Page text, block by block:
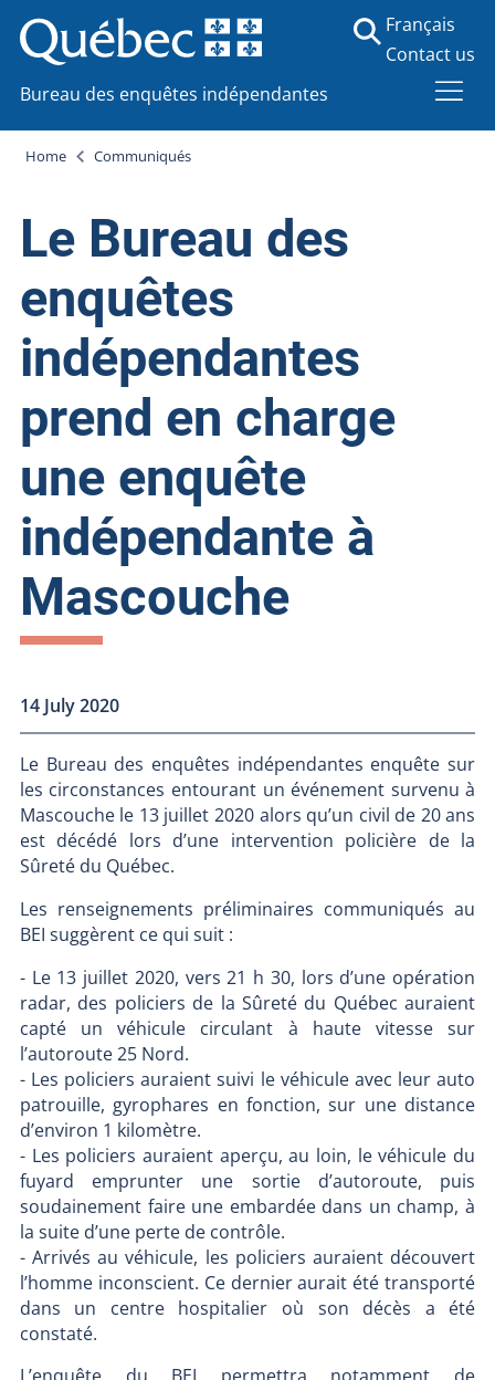
Bureau des enquêtes indépendantes
Français
Contact us
Home Communiqués
Le Bureau des
enquêtes
indépendantes
prend en charge
une enquête
indépendante à
Mascouche
14 July 2020
Le Bureau des enquêtes indépendantes enquête sur
les circonstances entourant un événement survenu à
Mascouche le 13 juillet 2020 alors qu’un civil de 20 ans
est décédé lors d’une intervention policière de la
Sûreté du Québec.
Les renseignements préliminaires communiqués au
BEI suggèrent ce qui suit :
- Le 13 juillet 2020, vers 21 h 30, lors d’une opération
radar, des policiers de la Sûreté du Québec auraient
capté un véhicule circulant à haute vitesse sur
l’autoroute 25 Nord.
- Les policiers auraient suivi le véhicule avec leur auto
patrouille, gyrophares en fonction, sur une distance
d’environ 1 kilomètre.
- Les policiers auraient aperçu, au loin, le véhicule du
fuyard emprunter une sortie d’autoroute, puis
soudainement faire une embardée dans un champ, à
la suite d’une perte de contrôle.
- Arrivés au véhicule, les policiers auraient découvert
l’homme inconscient. Ce dernier aurait été transporté
dans un centre hospitalier où son décès a été
constaté.